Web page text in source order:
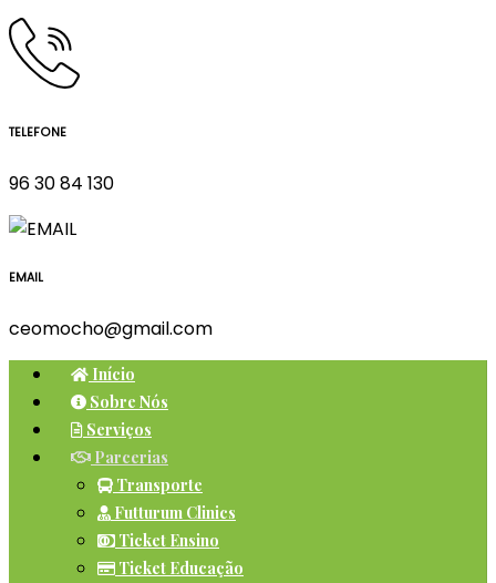
TELEFONE
96 30 84 130
EMAIL
ceomocho@gmail.com
Início
Sobre Nós
Serviços
Parcerias
Transporte
Futturum Clinics
Ticket Ensino
Ticket Educação